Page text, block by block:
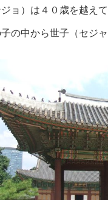
ョ）は４０歳を越え
の中から世子（セジ